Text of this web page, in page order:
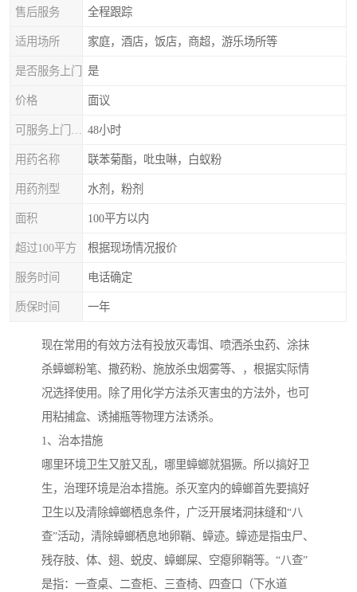
售后服务 全程跟踪
适用场所 家庭，酒店，饭店，商超，游乐场所等
是否服务上门 是
价格 面议
48小时
用药名称 联苯菊酯，吡虫啉，白蚁粉
用药剂型 水剂，粉剂
面积 100平方以内
超过100平方 根据现场情况报价
服务时间 电话确定
质保时间 一年
现在常用的有效方法有投放灭毒饵、喷洒杀虫药、涂抹
杀蟑螂粉笔、撒药粉、施放杀虫烟雾等、，根据实际情
况选择使用。除了用化学方法杀灭害虫的方法外，也可
用粘捕盒、诱捕瓶等物理方法诱杀。
1、治本措施
哪里环境卫生又脏又乱，哪里蟑螂就猖獗。所以搞好卫
生，治理环境是治本措施。杀灭室内的蟑螂首先要搞好
卫生以及清除蟑螂栖息条件，广泛开展堵洞抹缝和“八
查”活动，清除蟑螂栖息地卵鞘、蟑迹。蟑迹是指虫尸、
残存肢、体、翅、蜕皮、蟑螂屎、空瘪卵鞘等。“八查”
是指：一查桌、二查柜、三查椅、四查口（下水道